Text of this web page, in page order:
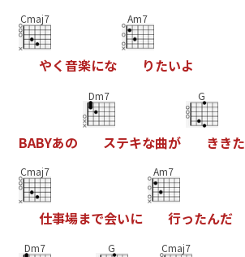
Cmaj7
やく音楽にな
Am7
りたいよ
BABYあの
Dm7
ステキな曲が
G
ききた
Cmaj7
仕事場まで会いに
Am7
行ったんだ
Dm7 G Cmaj7